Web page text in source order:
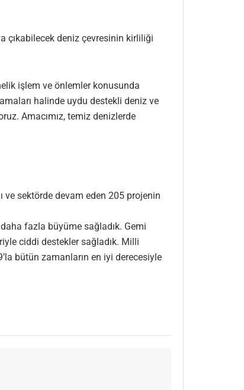
çıkabilecek deniz çevresinin kirliliği
işlem ve önlemler konusunda
halinde uydu destekli deniz ve
Amacımız, temiz denizlerde
ve sektörde devam eden 205 projenin
fazla büyüme sağladık. Gemi
ciddi destekler sağladık. Milli
bütün zamanların en iyi derecesiyle